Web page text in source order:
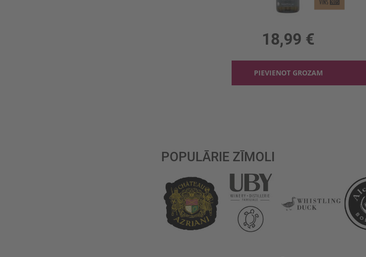
Baltv. Dolle Gruner Veltliner Roseng. 12.5%
18,99 €
PIEVIENOT GROZAM
POPULĀRIE ZĪMOLI